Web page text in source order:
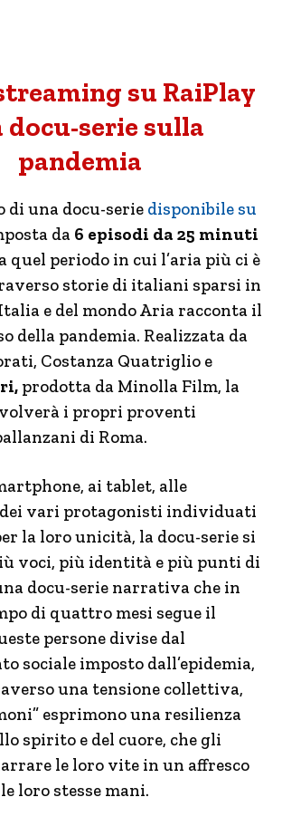
su RaiPlay
docu-serie sulla
pandemia
di una docu-serie disponibile su
da 6 episodi da 25 minuti
quel periodo in cui l’aria più ci è
storie di italiani sparsi in
e del mondo Aria racconta il
della pandemia. Realizzata da
Costanza Quatriglio e
prodotta da Minolla Film, la
i propri proventi
di Roma.
ai tablet, alle
dei vari protagonisti individuati
la loro unicità, la docu-serie si
voci, più identità e più punti di
docu-serie narrativa che in
di quattro mesi segue il
persone divise dal
sociale imposto dall’epidemia,
una tensione collettiva,
esprimono una resilienza
spirito e del cuore, che gli
le loro vite in un affresco
loro stesse mani.